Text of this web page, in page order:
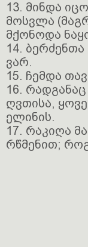
13. მინდა
მოსვლა
მქონოდა
14.
ვარ.
15. ჩემდა
16.
ღვთისა,
ელინის.
17. რაკიღა
რწმენით;